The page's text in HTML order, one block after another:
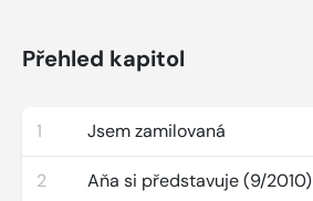
Přehled kapitol
1 Jsem zamilovaná
2 Aňa si představuje (9/2010)